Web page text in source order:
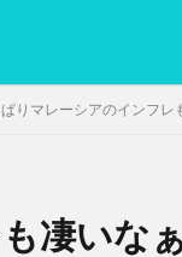
りマレーシアのインフレ
凄いなぁ
画像 マレーシア動画